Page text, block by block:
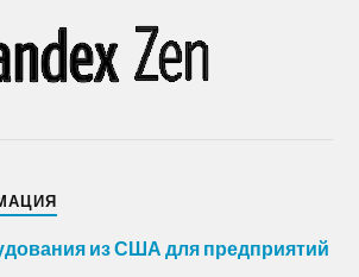
из США для предприятий